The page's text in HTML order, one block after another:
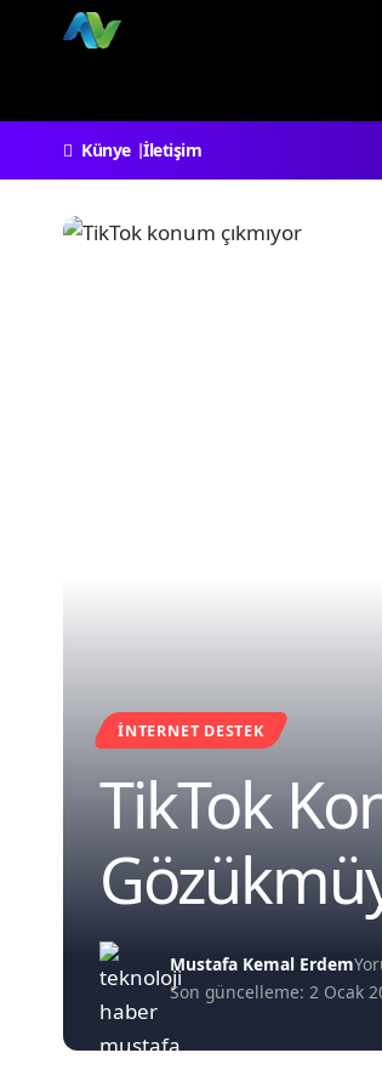
Künye İletişim
İNTERNET DESTEK
TikTok
Son güncelleme: 2 Ocak
Mustafa Kemal Erdem